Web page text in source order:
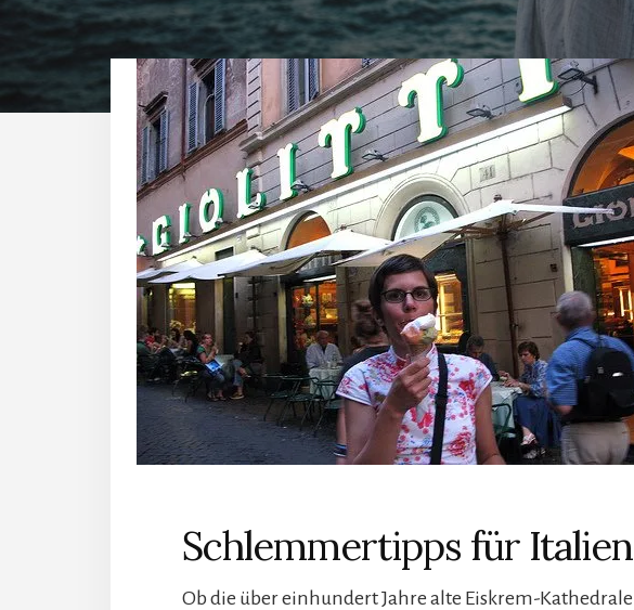
Schlemmertipps für Italien
Ob die über einhundert Jahre alte Eiskrem-Kathedrale